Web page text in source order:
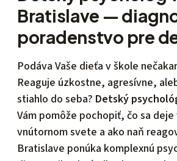
Bratislave —
poradenstvo pre
Podáva Vaše dieťa v škole
Reaguje úzkostne, agresívne,
stiahlo do seba? Detský
Vám pomôže pochopiť, čo sa deje
vnútornom svete a ako naň
Bratislave ponúka komplexnú